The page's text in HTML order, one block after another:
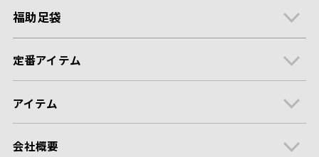
福助足袋
定番アイテム
アイテム
会社概要